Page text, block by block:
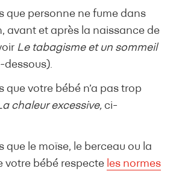
que personne ne fume dans
avant et après la naissance de
Le tabagisme et un sommeil
que votre bébé n’a pas trop
chaleur excessive, ci-
que le moïse, le berceau ou la
votre bébé respecte les normes